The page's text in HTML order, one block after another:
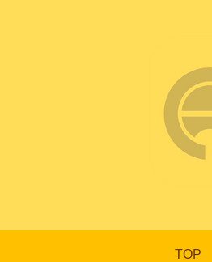
TOP